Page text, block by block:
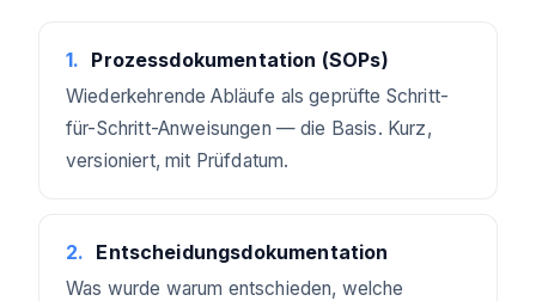
1. Prozessdokumentation (SOPs)
Wiederkehrende Abläufe als geprüfte Schritt-
für-Schritt-Anweisungen — die Basis. Kurz,
versioniert, mit Prüfdatum.
2. Entscheidungsdokumentation
Was wurde warum entschieden, welche